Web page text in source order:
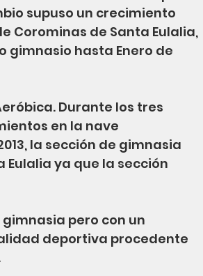
supuso un crecimiento
Corominas de Santa Eulalia,
gimnasio hasta Enero de
Durante los tres
en la nave
la sección de gimnasia
ya que la sección
gimnasia pero con un
deportiva procedente